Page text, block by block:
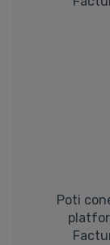
Poti